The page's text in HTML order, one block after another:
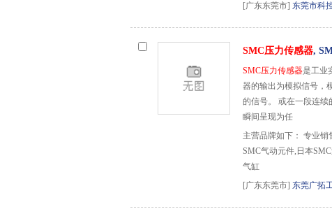
[广东东莞市] 东莞市科
SMC压力传感器,
SMC压力传感器是工业
器的输出为模拟信号，
的信号。 或在一段连
瞬间呈现为任
主营品牌如下： 专业
SMC气动元件,日本
气缸
[广东东莞市] 东莞广拓